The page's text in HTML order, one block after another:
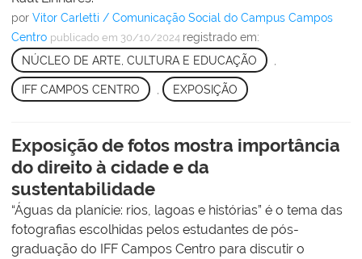
por Vitor Carletti / Comunicação Social do Campus Campos
Centro publicado em 30/10/2024 registrado em:
NÚCLEO DE ARTE, CULTURA E EDUCAÇÃO
IFF CAMPOS CENTRO EXPOSIÇÃO
Exposição de fotos mostra importância
do direito à cidade e da
sustentabilidade
“Águas da planície: rios, lagoas e histórias” é o tema das
fotografias escolhidas pelos estudantes de pós-
graduação do IFF Campos Centro para discutir o